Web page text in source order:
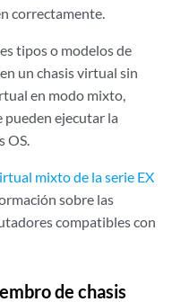
correctamente.
tipos o modelos de
un chasis virtual sin
en modo mixto,
ejecutar la
OS.
mixto de la serie EX
sobre las
compatibles con
de chasis